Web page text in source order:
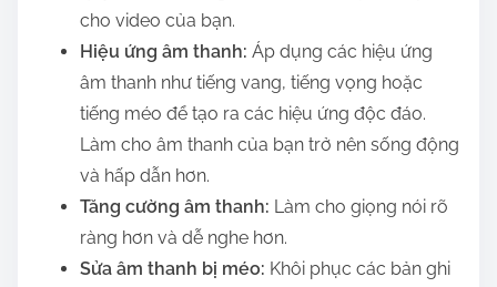
cho video của bạn.
Hiệu ứng âm thanh: Áp dụng các hiệu ứng
âm thanh như tiếng vang, tiếng vọng hoặc
tiếng méo để tạo ra các hiệu ứng độc đáo.
Làm cho âm thanh của bạn trở nên sống động
và hấp dẫn hơn.
Tăng cường âm thanh: Làm cho giọng nói rõ
ràng hơn và dễ nghe hơn.
Sửa âm thanh bị méo: Khôi phục các bản ghi